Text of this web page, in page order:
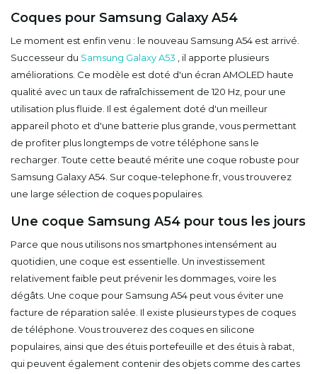
Coques pour Samsung Galaxy A54
Le moment est enfin venu : le nouveau Samsung A54 est arrivé.
Successeur du Samsung Galaxy A53 , il apporte plusieurs
améliorations. Ce modèle est doté d'un écran AMOLED haute
qualité avec un taux de rafraîchissement de 120 Hz, pour une
utilisation plus fluide. Il est également doté d'un meilleur
appareil photo et d'une batterie plus grande, vous permettant
de profiter plus longtemps de votre téléphone sans le
recharger. Toute cette beauté mérite une coque robuste pour
Samsung Galaxy A54. Sur coque-telephone.fr, vous trouverez
une large sélection de coques populaires.
Une coque Samsung A54 pour tous les jours
Parce que nous utilisons nos smartphones intensément au
quotidien, une coque est essentielle. Un investissement
relativement faible peut prévenir les dommages, voire les
dégâts. Une coque pour Samsung A54 peut vous éviter une
facture de réparation salée. Il existe plusieurs types de coques
de téléphone. Vous trouverez des coques en silicone
populaires, ainsi que des étuis portefeuille et des étuis à rabat,
qui peuvent également contenir des objets comme des cartes